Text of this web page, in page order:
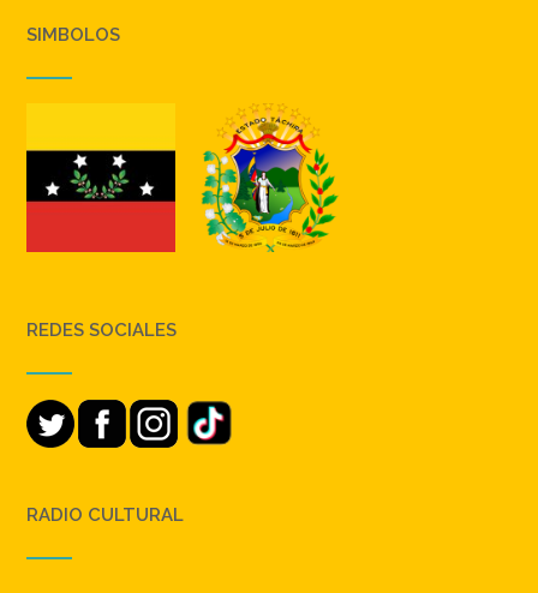
SIMBOLOS
REDES SOCIALES
RADIO CULTURAL